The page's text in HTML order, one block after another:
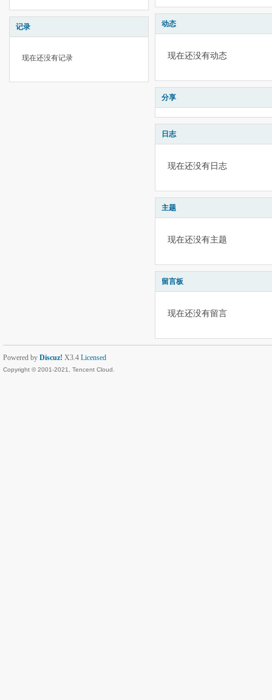
记录
现在还没有记录
动态
现在还没有动态
分享
日志
现在还没有日志
主题
现在还没有主题
留言板
现在还没有留言
Powered by Discuz! X3.4 Licensed
Copyright © 2001-2021, Tencent Cloud.